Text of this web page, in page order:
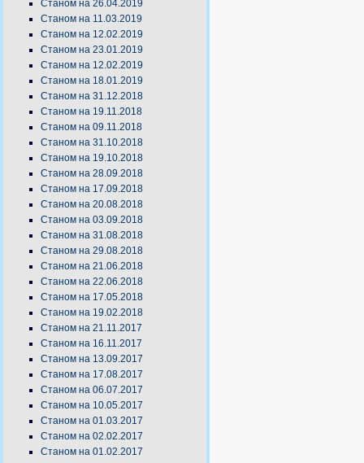
Станом на 26.04.2019
Станом на 11.03.2019
Станом на 12.02.2019
Станом на 23.01.2019
Станом на 12.02.2019
Станом на 18.01.2019
Станом на 31.12.2018
Станом на 19.11.2018
Станом на 09.11.2018
Станом на 31.10.2018
Станом на 19.10.2018
Станом на 28.09.2018
Станом на 17.09.2018
Станом на 20.08.2018
Станом на 03.09.2018
Станом на 31.08.2018
Станом на 29.08.2018
Станом на 21.06.2018
Станом на 22.06.2018
Станом на 17.05.2018
Станом на 19.02.2018
Станом на 21.11.2017
Станом на 16.11.2017
Станом на 13.09.2017
Станом на 17.08.2017
Станом на 06.07.2017
Станом на 10.05.2017
Станом на 01.03.2017
Станом на 02.02.2017
Станом на 01.02.2017